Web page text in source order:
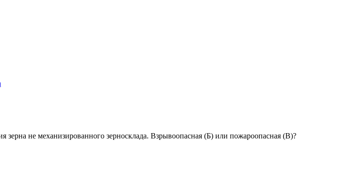
не механизированного зерносклада. Взрывоопасная (Б) или пожароопасная (В)?